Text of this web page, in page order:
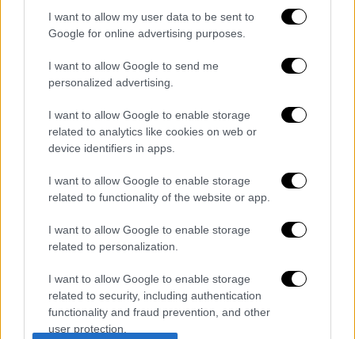
I want to allow my user data to be sent to
Google for online advertising purposes.
I want to allow Google to send me
personalized advertising.
I want to allow Google to enable storage
related to analytics like cookies on web or
device identifiers in apps.
I want to allow Google to enable storage
related to functionality of the website or app.
I want to allow Google to enable storage
related to personalization.
I want to allow Google to enable storage
related to security, including authentication
functionality and fraud prevention, and other
user protection.
Το αγόρι αρχικά μεταφέρθηκε σε
Κέντρο
μεταφορά του στο Νοσοκομείο
Παπαγεωργίου, όπου και χειρουργήθηκε.
Αμέσως μετά την επέμβαση, ο
9χρονος
διακομίστηκε διασωληνωμένοςγια νοσηλεία
Ιπποκράτειου Νοσοκομείου.
Ξεφυλλίζοντας... τέσσερις ιστορίες για τη
γνώση, τη φύση και την τεχνολογία